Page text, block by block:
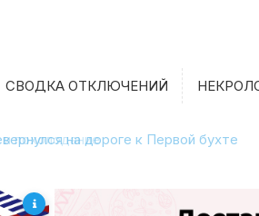
СВОДКА ОТКЛЮЧЕНИЙ
на дороге к Первой бухте